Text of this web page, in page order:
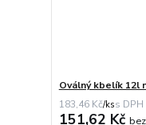
Oválný kbelík 12l
183,46 Kč/ks
151,62 Kč